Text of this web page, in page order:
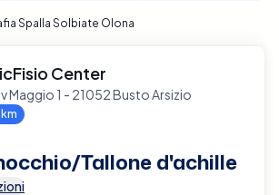
Spalla Solbiate Olona
Center
Maggio 1 - 21052 Busto Arsizio
Tallone d'achille